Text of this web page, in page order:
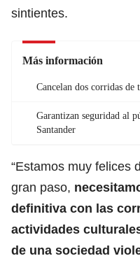
sintientes.
Más información
Cancelan dos corridas de
Garantizan seguridad al
Santander
“Estamos muy felices
gran paso,
definitiva con las
actividades
de una sociedad